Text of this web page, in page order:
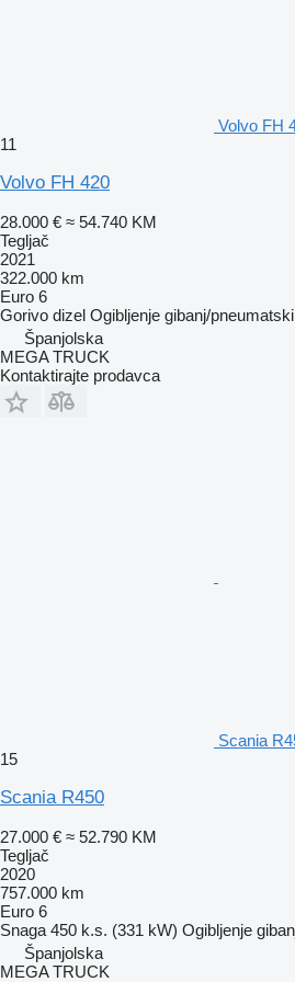
Volvo FH
11
Volvo FH 420
28.000 € ≈ 54.740 KM
Tegljač
2021
322.000 km
Euro 6
Gorivo dizel Ogibljenje gibanj/pneumatski
Španjolska
MEGA TRUCK
Kontaktirajte prodavca
Scania
15
Scania R450
27.000 € ≈ 52.790 KM
Tegljač
2020
757.000 km
Euro 6
Snaga 450 k.s. (331 kW) Ogibljenje
Španjolska
MEGA TRUCK